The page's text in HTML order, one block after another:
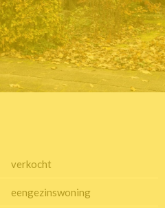
verkocht
eengezinswoning